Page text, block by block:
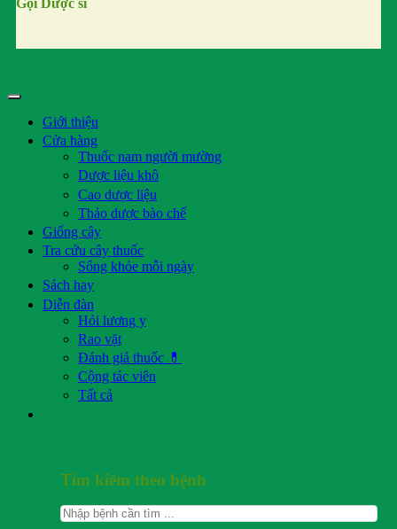
Giới thiệu
Cửa hàng
Thuốc nam người mường
Dược liệu khô
Cao dược liệu
Thảo dược bào chế
Giống cây
Tra cứu cây thuốc
Sống khỏe mỗi ngày
Sách hay
Diễn đàn
Hỏi lương y
Rao vặt
Đánh giá thuốc 💊
Cộng tác viên
Tất cả
Tìm kiếm theo bệnh